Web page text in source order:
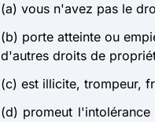
(a) vous n'avez pas le
(b) porte atteinte ou
d'autres droits de
(c) est illicite, trompeur,
(d) promeut